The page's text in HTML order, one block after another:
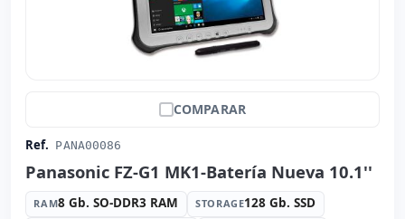
COMPARAR
Ref. PANA00086
Panasonic FZ-G1 MK1-Batería Nueva 10.1''
RAM8 Gb. SO-DDR3 RAM STORAGE128 Gb. SSD